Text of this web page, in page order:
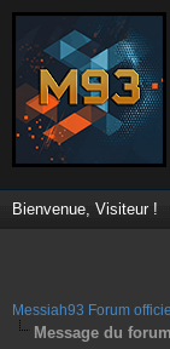
Bienvenue, Visiteur !
Messiah93 Forum officiel
Message du forum